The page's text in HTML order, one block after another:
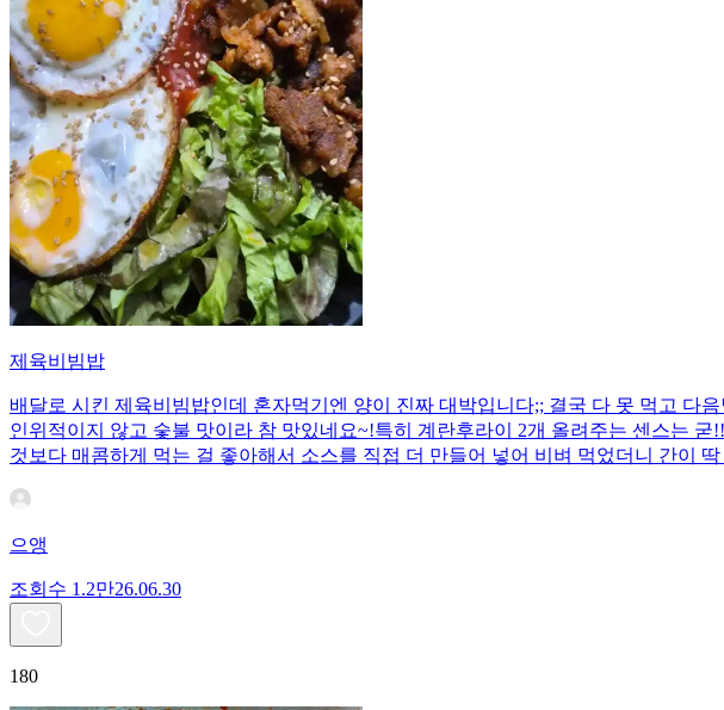
제육비빔밥
배달로 시킨 제육비빔밥인데 혼자먹기엔 양이 진짜 대박입니다;; 결국 다 못 먹고 다
인위적이지 않고 숯불 맛이라 참 맛있네요~!특히 계란후라이 2개 올려주는 센스는
것보다 매콤하게 먹는 걸 좋아해서 소스를 직접 더 만들어 넣어 비벼 먹었더니 간이
으앵
조회수 1.2만26.06.30
180